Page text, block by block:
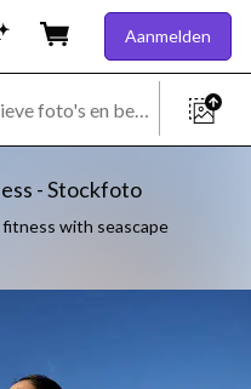
Aanmelden
- Stockfoto
with seascape